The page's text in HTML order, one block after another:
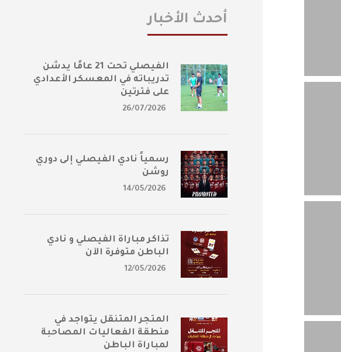
أحدث الأخبار
الفيصلي تحت 21 عامًا يدشن
تدريباته في المعسكر الأعدادي
على فترتين
26/07/2026
رسمياً نادي الفيصلي إلى دوري
روشن
14/05/2026
تذاكر مباراة الفيصلي و نادي
الباطن متوفرة الآن
12/05/2026
المتجر المتنقل يتواجد في
منطقة الفعاليات المصاحبة
لمباراة الباطن